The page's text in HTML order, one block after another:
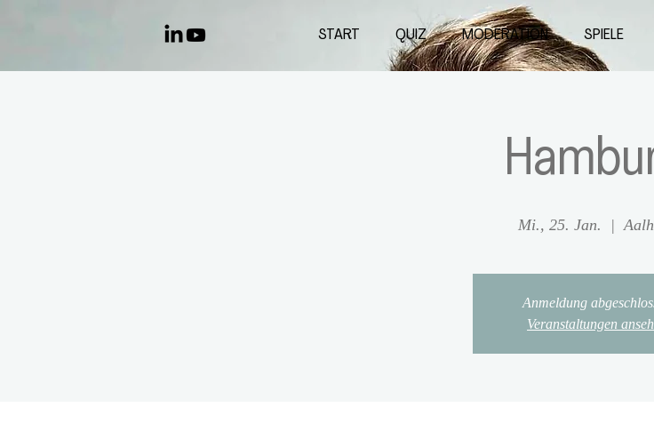
START QUIZ MODERATION SPIELE
Mi., 25. Jan.
  |
Anmeldung
Veranstaltungen